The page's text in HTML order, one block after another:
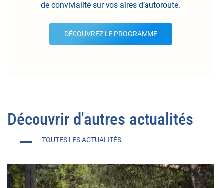
de convivialité sur vos aires d’autoroute.
DÉCOUVREZ LE PROGRAMME
Découvrir d'autres actualités
TOUTES LES ACTUALITÉS